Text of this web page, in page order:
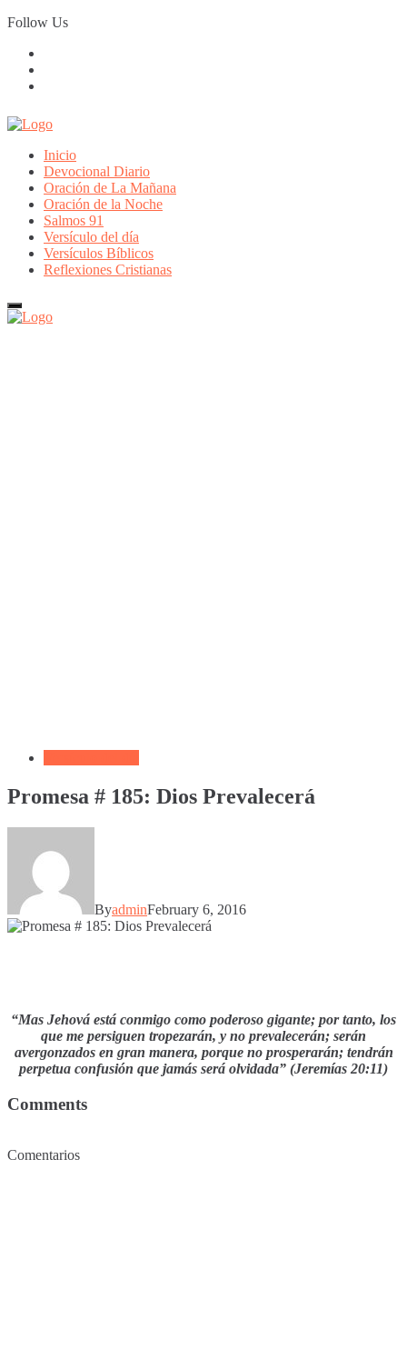
Skip
to
Follow Us
Inicio
Devocional Diario
Oración de La Mañana
Oración de la Noche
Salmos 91
Versículo del día
Versículos Bíblicos
Reflexiones Cristianas
Promesa # 185: Dios Prevalecerá
ByadminFebruary 6, 2016
“Mas Jehová está conmigo como poderoso gigante; por tanto, los
que me persiguen tropezarán, y no prevalecerán; serán
avergonzados en gran manera, porque no prosperarán; tendrán
perpetua confusión que jamás será olvidada” (Jeremías 20:11)
Comments
Comentarios